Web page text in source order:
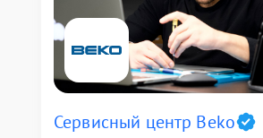
Сервисный центр Beko